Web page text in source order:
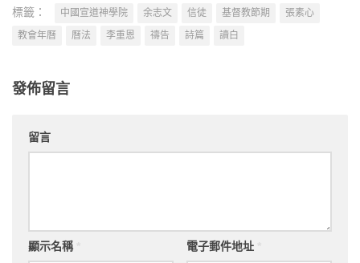
標籤： 中國宣道神學院 余志文 信徒 基督教節期
張素心
教會年曆
曆法 李重恩 禱告 詩篇 讀白
發佈留言
留言
顯示名稱 電子郵件地址